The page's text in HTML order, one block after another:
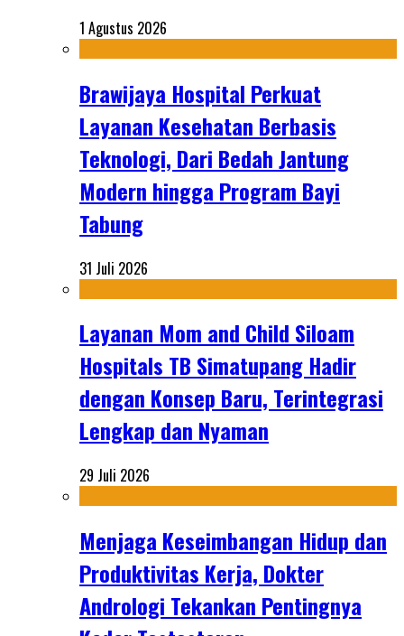
1 Agustus 2026
Brawijaya Hospital Perkuat
Layanan Kesehatan Berbasis
Teknologi, Dari Bedah Jantung
Modern hingga Program Bayi
Tabung
31 Juli 2026
Layanan Mom and Child Siloam
Hospitals TB Simatupang Hadir
dengan Konsep Baru, Terintegrasi
Lengkap dan Nyaman
29 Juli 2026
Menjaga Keseimbangan Hidup dan
Produktivitas Kerja, Dokter
Andrologi Tekankan Pentingnya